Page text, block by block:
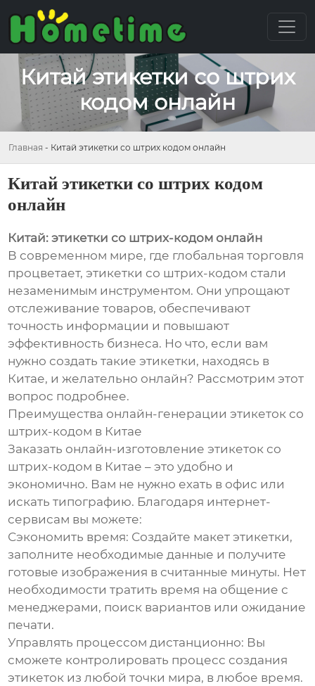
Китай этикетки со штрих
кодом онлайн
Главная - Китай этикетки со штрих кодом онлайн
Китай этикетки со штрих кодом
онлайн
Китай: этикетки со штрих-кодом онлайн
В современном мире, где глобальная торговля
процветает, этикетки со штрих-кодом стали
незаменимым инструментом. Они упрощают
отслеживание товаров, обеспечивают
точность информации и повышают
эффективность бизнеса. Но что, если вам
нужно создать такие этикетки, находясь в
Китае, и желательно онлайн? Рассмотрим этот
вопрос подробнее.
Преимущества онлайн-генерации этикеток со
штрих-кодом в Китае
Заказать онлайн-изготовление этикеток со
штрих-кодом в Китае – это удобно и
экономично. Вам не нужно ехать в офис или
искать типографию. Благодаря интернет-
сервисам вы можете:
Сэкономить время: Создайте макет этикетки,
заполните необходимые данные и получите
готовые изображения в считанные минуты. Нет
необходимости тратить время на общение с
менеджерами, поиск вариантов или ожидание
печати.
Управлять процессом дистанционно: Вы
сможете контролировать процесс создания
этикеток из любой точки мира, в любое время.